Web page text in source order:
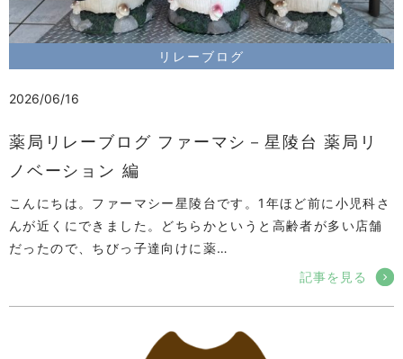
リレーブログ
2026/06/16
薬局リレーブログ ファーマシ－星陵台 薬局リ
ノベーション 編
こんにちは。ファーマシー星陵台です。1年ほど前に小児科さ
んが近くにできました。どちらかというと高齢者が多い店舗
だったので、ちびっ子達向けに薬…
記事を見る